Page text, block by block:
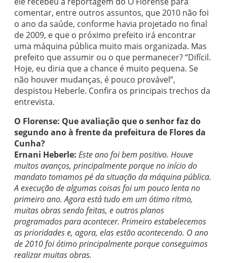
comentar, entre outros assuntos, que 2010 não foi
o ano da saúde, conforme havia projetado no final
de 2009, e que o próximo prefeito irá encontrar
uma máquina pública muito mais organizada. Mas
prefeito que assumir ou o que permanecer? “Difícil.
Hoje, eu diria que a chance é muito pequena. Se
não houver mudanças, é pouco provável”,
despistou Heberle. Confira os principais trechos da
entrevista.
O Florense: Que avaliação que o senhor faz do
segundo ano à frente da prefeitura de Flores da
Cunha?
Ernani Heberle: Este ano foi bem positivo. Houve
muitos avanços, principalmente porque no início do
mandato tomamos pé da situação da máquina pública.
A execução de algumas coisas foi um pouco lenta no
primeiro ano. Agora está tudo em um ótimo ritmo,
muitas obras sendo feitas, e outros planos
programados para acontecer. Primeiro estabelecemos
as prioridades e, agora, elas estão acontecendo. O ano
de 2010 foi ótimo principalmente porque conseguimos
realizar muitas obras.